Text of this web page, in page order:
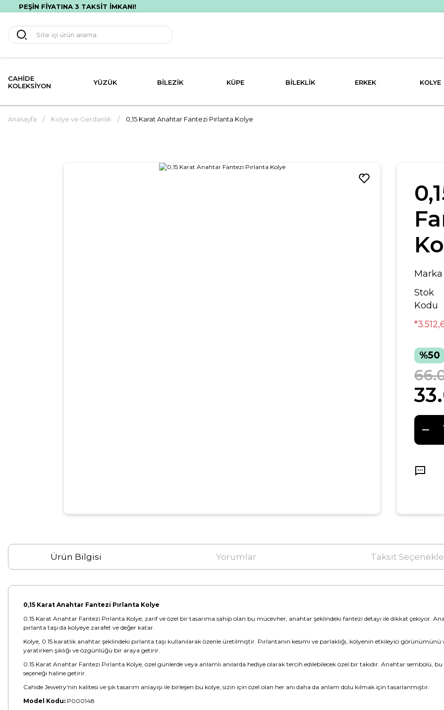
HIZLI TESLİMAT! İLK ALIŞVERİŞİNE ÖZEL %10 İNDİRİM!
CAHIDE
KOLEKSIYON
YÜZÜK BILEZIK KÜPE BILEKLIK ERKEK KOLYE
Anasayfa Kolye ve Gerdanlık 0,15 Karat Anahtar Fantezi Pırlanta Kolye
Marka
Stok
Kodu
%50
Ürün Bilgisi Yorumlar Taksit
0,15 Karat Anahtar Fantezi Pırlanta Kolye
0.15 Karat Anahtar Fantezi Pırlanta Kolye, zarif ve özel bir tasarıma sahip olan bu mücevher, anahtar şeklindeki fantezi detayı ile dikkat çekiyor.
pırlanta taşı da kolyeye zarafet ve değer katar.
Kolye, 0.15 karatlık anahtar şeklindeki pırlanta taşı kullanılarak özenle üretilmiştir. Pırlantanın kesimi ve parlaklığı, kolyenin etkileyici
yaratırken şıklığı ve özgünlüğü bir araya getirir.
0.15 Karat Anahtar Fantezi Pırlanta Kolye, özel günlerde veya anlamlı anılarda hediye olarak tercih edilebilecek özel bir takıdır. Anahtar sembolü,
seçeneği haline getirir.
Cahide Jewelry'nin kalitesi ve şık tasarım anlayışı ile birleşen bu kolye, sizin için özel olan her anı daha da anlam dolu kılmak için tasarlanmıştır.
Model Kodu: P000148